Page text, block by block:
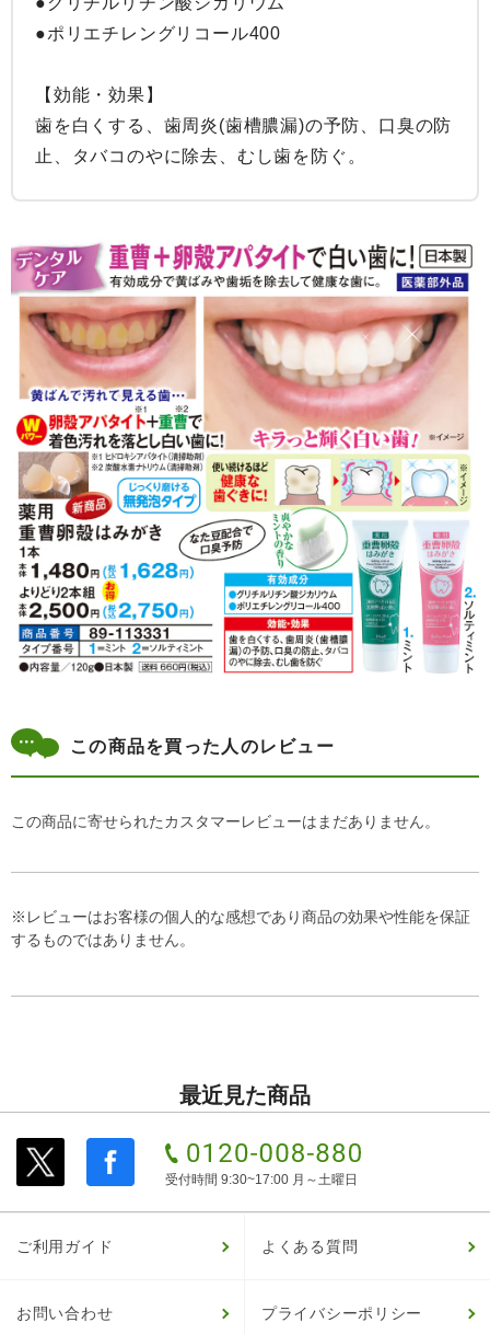
●ポリエチレングリコール400
【効能・効果】
歯を白くする、歯周炎(歯槽膿漏)の予防、口臭の防
止、タバコのやに除去、むし歯を防ぐ。
この商品を買った人のレビュー
この商品に寄せられたカスタマーレビューはまだありません。
※レビューはお客様の個人的な感想であり商品の効果や性能を保証
するものではありません。
最近見た商品
受付時間 9:30~17:00 月～土曜日
ご利用ガイド よくある質問
お問い合わせ プライバシーポリシー